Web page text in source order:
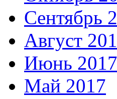
Сентябрь
Август
Июнь 2017
Май 2017